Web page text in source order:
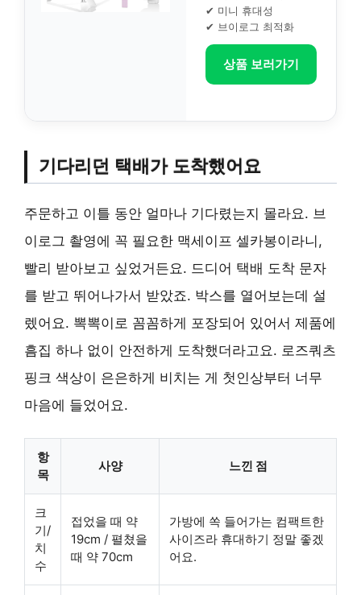
✔ 미니 휴대성
✔ 브이로그 최적화
상품 보러가기
기다리던 택배가 도착했어요
주문하고 이틀 동안 얼마나 기다렸는지 몰라요. 브
이로그 촬영에 꼭 필요한 맥세이프 셀카봉이라니,
빨리 받아보고 싶었거든요. 드디어 택배 도착 문자
를 받고 뛰어나가서 받았죠. 박스를 열어보는데 설
렜어요. 뽁뽁이로 꼼꼼하게 포장되어 있어서 제품에
흠집 하나 없이 안전하게 도착했더라고요. 로즈쿼츠
핑크 색상이 은은하게 비치는 게 첫인상부터 너무
마음에 들었어요.
항
목
사양 느낀 점
크
기/
치
수
접었을 때 약
19cm / 펼쳤을
때 약 70cm
가방에 쏙 들어가는 컴팩트한
사이즈라 휴대하기 정말 좋겠
어요.